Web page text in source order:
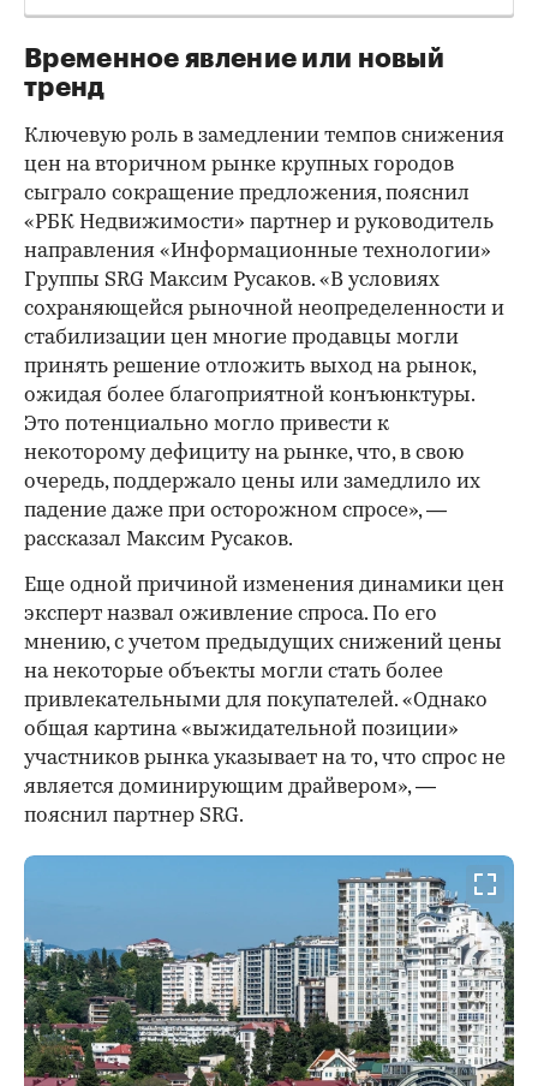
Временное явление или новый
тренд
Ключевую роль в замедлении темпов снижения
цен на вторичном рынке крупных городов
сыграло сокращение предложения, пояснил
«РБК Недвижимости» партнер и руководитель
направления «Информационные технологии»
Группы SRG Максим Русаков. «В условиях
сохраняющейся рыночной неопределенности и
стабилизации цен многие продавцы могли
принять решение отложить выход на рынок,
ожидая более благоприятной конъюнктуры.
Это потенциально могло привести к
некоторому дефициту на рынке, что, в свою
очередь, поддержало цены или замедлило их
падение даже при осторожном спросе», —
рассказал Максим Русаков.
Еще одной причиной изменения динамики цен
эксперт назвал оживление спроса. По его
мнению, с учетом предыдущих снижений цены
на некоторые объекты могли стать более
привлекательными для покупателей. «Однако
общая картина «выжидательной позиции»
участников рынка указывает на то, что спрос не
является доминирующим драйвером», —
пояснил партнер SRG.